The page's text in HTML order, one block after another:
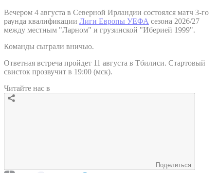
Вечером 4 августа в Северной Ирландии состоялся матч 3-го
раунда квалификации Лиги Европы УЕФА сезона 2026/27
между местным "Ларном" и грузинской "Иберией 1999".
Команды сыграли вничью.
Ответная встреча пройдет 11 августа в Тбилиси. Стартовый
свисток прозвучит в 19:00 (мск).
Читайте нас в
Поделиться